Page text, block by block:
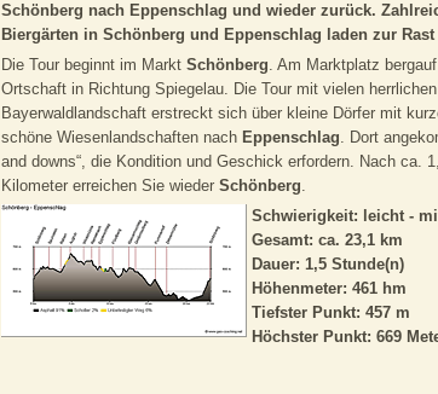
Schönberg nach Eppenschlag und wieder zurück.
Biergärten in Schönberg und Eppenschlag laden zur Rast
Die Tour beginnt im Markt Schönberg. Am Marktplatz
Ortschaft in Richtung Spiegelau. Die Tour mit vielen
Bayerwaldlandschaft erstreckt sich über kleine Dörfer mit
schöne Wiesenlandschaften nach Eppenschlag. Dort
and downs“, die Kondition und Geschick erfordern. Nach ca.
Kilometer erreichen Sie wieder Schönberg.
Schwierigkeit: leicht -
Gesamt: ca. 23,1 km
Dauer: 1,5 Stunde(n)
Höhenmeter: 461 hm
Tiefster Punkt: 457 m
Höchster Punkt: 669